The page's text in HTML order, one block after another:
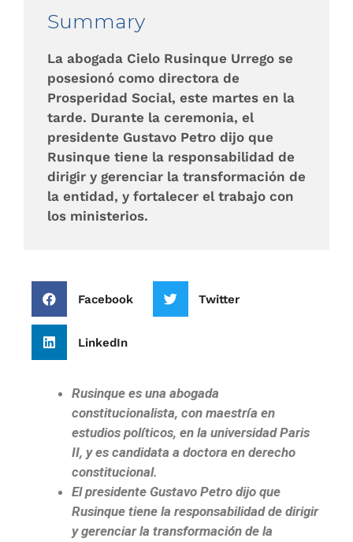
Summary
La abogada Cielo Rusinque Urrego se
posesionó como directora de
Prosperidad Social, este martes en la
tarde. Durante la ceremonia, el
presidente Gustavo Petro dijo que
Rusinque tiene la responsabilidad de
dirigir y gerenciar la transformación de
la entidad, y fortalecer el trabajo con
los ministerios.
Facebook Twitter
LinkedIn
Rusinque es una abogada
constitucionalista, con maestría en
estudios políticos, en la universidad Paris
II, y es candidata a doctora en derecho
constitucional.
El presidente Gustavo Petro dijo que
Rusinque tiene la responsabilidad de dirigir
y gerenciar la transformación de la